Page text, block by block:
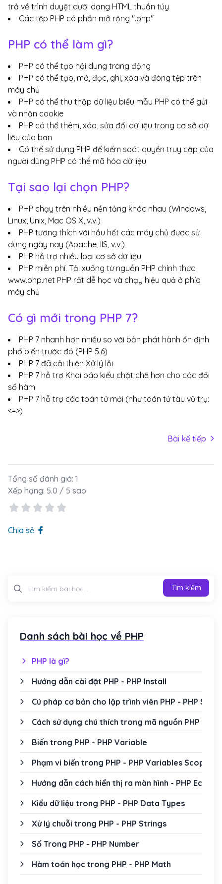
trả về trình duyệt dưới dạng HTML thuần túy
Các tệp PHP có phần mở rộng ".php"
PHP có thể làm gì?
PHP có thể tạo nội dung trang động
PHP có thể tạo, mở, đọc, ghi, xóa và đóng tệp trên
máy chủ
PHP có thể thu thập dữ liệu biểu mẫu PHP có thể gửi
và nhận cookie
PHP có thể thêm, xóa, sửa đổi dữ liệu trong cơ sở dữ
liệu của bạn
Có thể sử dụng PHP để kiểm soát quyền truy cập của
người dùng PHP có thể mã hóa dữ liệu
Tại sao lại chọn PHP?
PHP chạy trên nhiều nền tảng khác nhau (Windows,
Linux, Unix, Mac OS X, v.v.)
PHP tương thích với hầu hết các máy chủ được sử
dụng ngày nay (Apache, IIS, v.v.)
PHP hỗ trợ nhiều loại cơ sở dữ liệu
PHP miễn phí. Tải xuống từ nguồn PHP chính thức:
www.php.net PHP rất dễ học và chạy hiệu quả ở phía
máy chủ
Có gì mới trong PHP 7?
PHP 7 nhanh hơn nhiều so với bản phát hành ổn định
phổ biến trước đó (PHP 5.6)
PHP 7 đã cải thiện Xử lý lỗi
PHP 7 hỗ trợ Khai báo kiểu chặt chẽ hơn cho các đối
số hàm
PHP 7 hỗ trợ các toán tử mới (như toán tử tàu vũ trụ:
<=>)
Bài kế tiếp
Tổng số đánh giá: 1
Xếp hạng: 5.0 / 5 sao
Chia sẻ
Tìm kiếm
Danh sách bài học về PHP
PHP là gì?
Hướng dẫn cài đặt PHP - PHP Install
Cú pháp cơ bản cho lập trình viên PHP - PHP
Cách sử dụng chú thích trong mã nguồn PHP -
Biến trong PHP - PHP Variable
Phạm vi biến trong PHP - PHP Variables Scope
Hướng dẫn cách hiển thị ra màn hình - PHP Echo
Kiểu dữ liệu trong PHP - PHP Data Types
Xử lý chuỗi trong PHP - PHP Strings
Số Trong PHP - PHP Number
Hàm toán học trong PHP - PHP Math